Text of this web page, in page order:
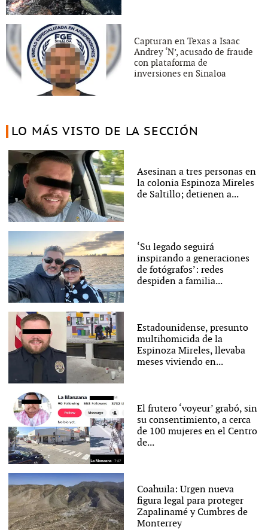
Capturan en Texas a Isaac
Andrey ‘N’, acusado de fraude
con plataforma de
inversiones en Sinaloa
LO MÁS VISTO DE LA SECCIÓN
Asesinan a tres personas en
la colonia Espinoza Mireles
de Saltillo; detienen a...
‘Su legado seguirá
inspirando a generaciones
de fotógrafos’: redes
despiden a familia...
Estadounidense, presunto
multihomicida de la
Espinoza Mireles, llevaba
meses viviendo en...
El frutero ‘voyeur’ grabó, sin
su consentimiento, a cerca
de 100 mujeres en el Centro
de...
Coahuila: Urgen nueva
figura legal para proteger
Zapalinamé y Cumbres de
Monterrey